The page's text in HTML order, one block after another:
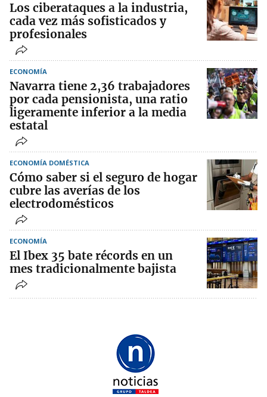
Los ciberataques a la industria,
cada vez más sofisticados y
profesionales
ECONOMÍA
Navarra tiene 2,36 trabajadores
por cada pensionista, una ratio
ligeramente inferior a la media
estatal
ECONOMÍA DOMÉSTICA
Cómo saber si el seguro de hogar
cubre las averías de los
electrodomésticos
ECONOMÍA
El Ibex 35 bate récords en un
mes tradicionalmente bajista